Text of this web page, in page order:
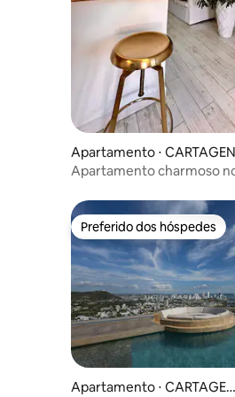
Apartamento ⋅
Apartamento charmoso
Preferido dos hóspedes
Preferido dos hóspedes
Apartamento ⋅ CARTAGEN